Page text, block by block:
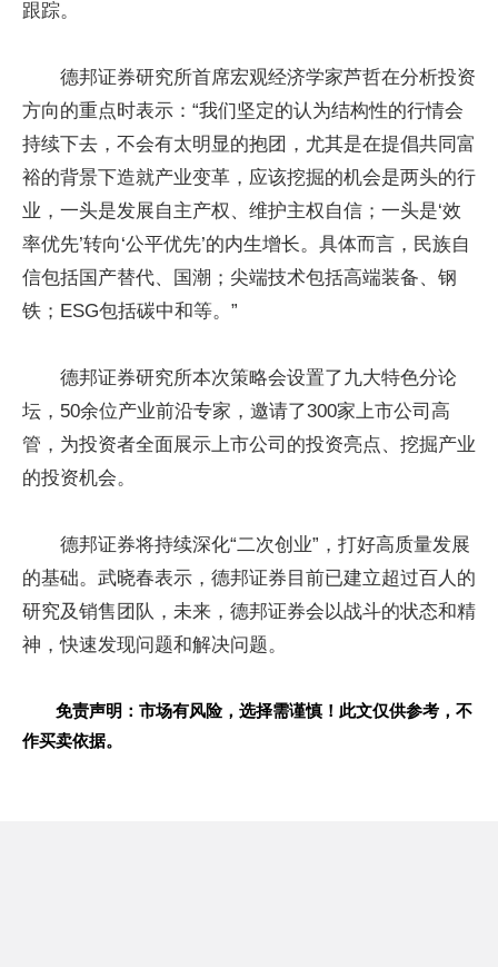
跟踪。
德邦证券研究所首席宏观经济学家芦哲在分析投资
方向的重点时表示：“我们坚定的认为结构性的行情会
持续下去，不会有太明显的抱团，尤其是在提倡共同富
裕的背景下造就产业变革，应该挖掘的机会是两头的行
业，一头是发展自主产权、维护主权自信；一头是‘效
率优先’转向‘公平优先’的内生增长。具体而言，民族自
信包括国产替代、国潮；尖端技术包括高端装备、钢
铁；ESG包括碳中和等。”
德邦证券研究所本次策略会设置了九大特色分论
坛，50余位产业前沿专家，邀请了300家上市公司高
管，为投资者全面展示上市公司的投资亮点、挖掘产业
的投资机会。
德邦证券将持续深化“二次创业”，打好高质量发展
的基础。武晓春表示，德邦证券目前已建立超过百人的
研究及销售团队，未来，德邦证券会以战斗的状态和精
神 ，快速发现问题和解决问题。
免责声明：市场有风险，选择需谨慎！此文仅供参考，不
作买卖依据。